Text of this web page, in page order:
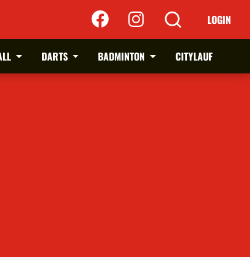
LOGIN
DARTS BADMINTON CITYLAUF